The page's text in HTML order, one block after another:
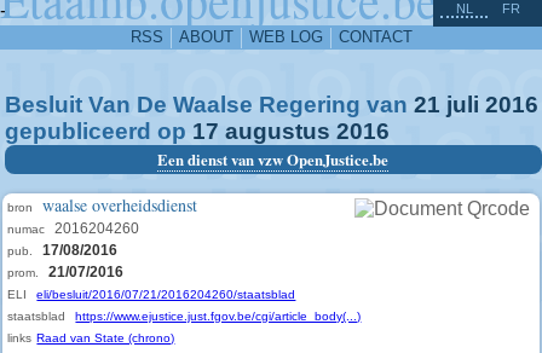
-
RSS ABOUT WEB LOG CONTACT
NL FR
Besluit Van De Waalse Regering van 21 juli 2016
gepubliceerd op 17 augustus 2016
Een dienst van vzw OpenJustice.be
bron waalse overheidsdienst
numac 2016204260
pub. 17/08/2016
prom. 21/07/2016
ELI
eli/besluit/2016/07/21/2016204260/staatsblad
staatsblad
https://www.ejustice.just.fgov.be/cgi/article_body(...)
links Raad van State (chrono)
^